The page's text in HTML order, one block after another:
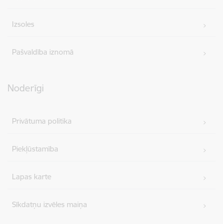
Izsoles
Pašvaldība iznomā
Noderīgi
Privātuma politika
Piekļūstamība
Lapas karte
Sīkdatņu izvēles maiņa